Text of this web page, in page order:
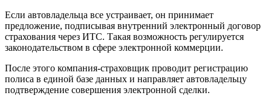
Если автовладельца все устраивает, он принимает
предложение, подписывая внутренний электронный договор
страхования через ИТС. Такая возможность регулируется
законодательством в сфере электронной коммерции.
После этого компания-страховщик проводит регистрацию
полиса в единой базе данных и направляет автовладельцу
подтверждение совершения электронной сделки.